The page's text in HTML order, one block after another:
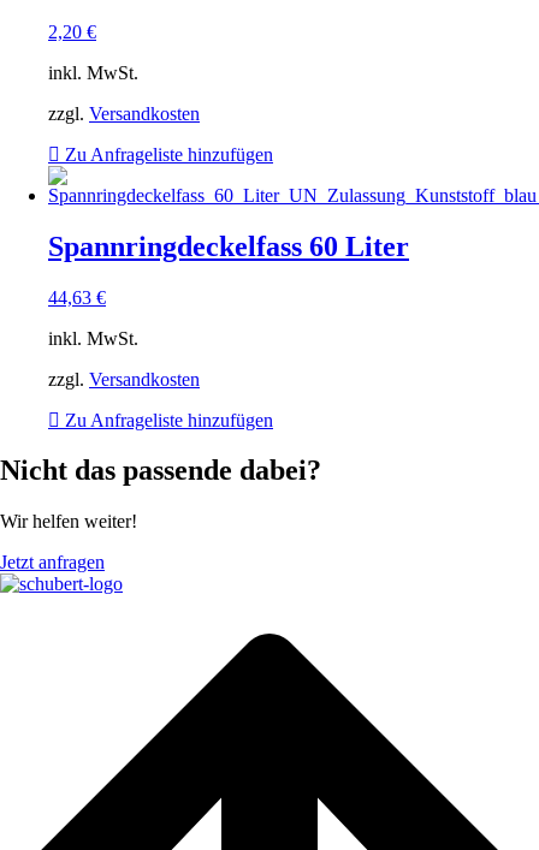
2,20 €
inkl. MwSt.
zzgl. Versandkosten
Zu Anfrageliste hinzufügen
Spannringdeckelfass 60 Liter
44,63 €
inkl. MwSt.
zzgl. Versandkosten
Zu Anfrageliste hinzufügen
Nicht das passende dabei?
Wir helfen weiter!
Jetzt anfragen